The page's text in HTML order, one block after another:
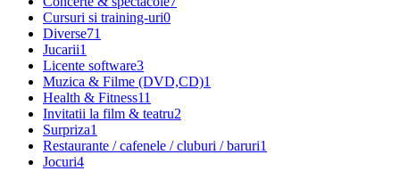
Cursuri si training-uri0
Diverse71
Jucarii1
Licente software3
Muzica & Filme (DVD,CD)1
Health & Fitness11
Invitatii la film & teatru2
Surpriza1
Restaurante / cafenele / cluburi / baruri1
Jocuri4